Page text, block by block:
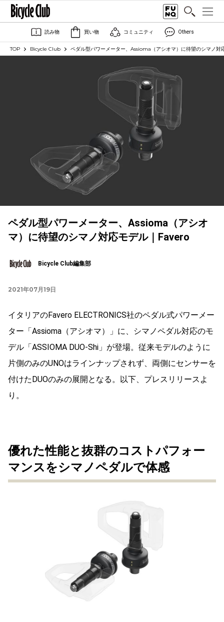
読み物 買い物 コミュニティ Others
TOP Bicycle Club ペダル型パワーメーター、Assioma（アシオマ）に待望のシマノ対
ペダル型パワーメーター、Assioma（アシオ
マ）に待望のシマノ対応モデル｜Favero
Bicycle Club編集部
2021年07月19日
イタリアのFavero ELECTRONICS社のペダル式パワーメー
ター「Assioma（アシオマ）」に、シマノペダル対応のモ
デル「ASSIOMA DUO-Shi」が登場。従来モデルのように
片側のみのUNOはラインナップされず、両側にセンサーを
付けたDUOのみの展開となる。以下、プレスリリースよ
り。
優れた性能と抜群のコストパフォー
マンスをシマノペダルで体感